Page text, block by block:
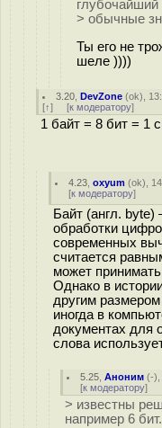
> обычные
Ты его не
шеле ))))
3.20 ,DevZone (ok),
[↑] [к модератору]
1 байт = 8 бит = 1
4.23 ,oxyum (ok),
[к модератору]
Байт (англ.
обработки
современных
считается
может
Однако в
другим
иногда в
документах для
слова
5.25 ,Аноним (-),
[к модератору]
> известны
например 6 бит.